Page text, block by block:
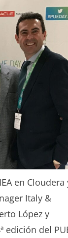
en Cloudera
Italy &
López y
edición del